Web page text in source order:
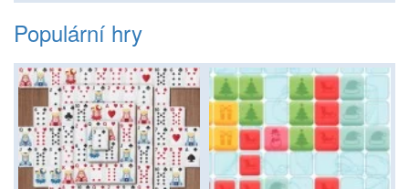
Populární hry